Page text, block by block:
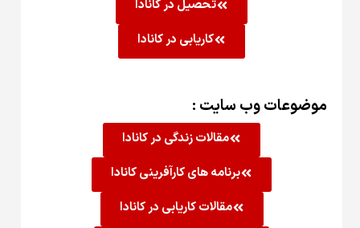
تحصیل در کانادا
کاریابی در کانادا
موضوعات وب سایت :
مقالات زندگی در کانادا
برنامه های کارآفرینی کانادا
مقالات کاریابی در کانادا